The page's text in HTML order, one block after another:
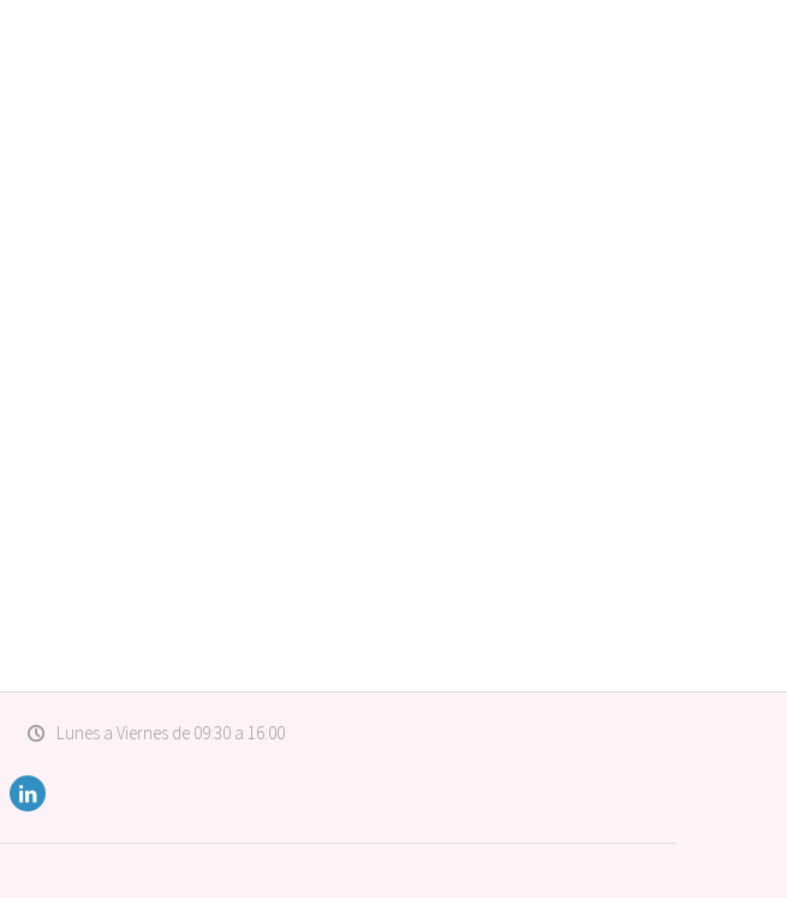
Lunes a Viernes de 09:30 a 16:00
